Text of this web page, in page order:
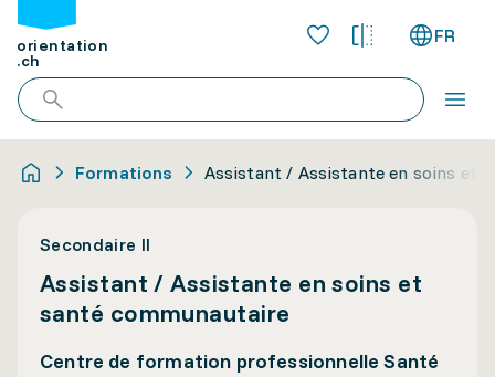
orientation
.ch
FR
Formations Assistant / Assistante en soins et
Secondaire II
Assistant / Assistante en soins et
santé communautaire
Centre de formation professionnelle Santé